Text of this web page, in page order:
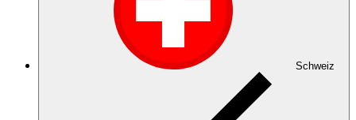
Schweiz